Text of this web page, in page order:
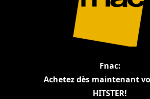
Fnac:
Achetez dès maintenant
HITSTER!